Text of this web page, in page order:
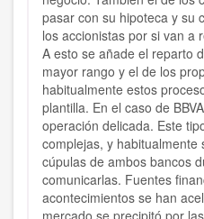
pasar con su hipoteca y su
los accionistas por si van a
A esto se añade el reparto
mayor rango y el de los
habitualmente estos
plantilla. En el caso de
operación delicada. Este
complejas, y habitualmente
cúpulas de ambos bancos
comunicarlas. Fuentes
acontecimientos se han